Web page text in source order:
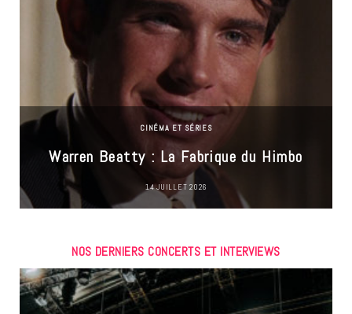
CINÉMA ET SÉRIES
Warren Beatty : La Fabrique du Himbo
14 JUILLET 2026
NOS DERNIERS CONCERTS ET INTERVIEWS